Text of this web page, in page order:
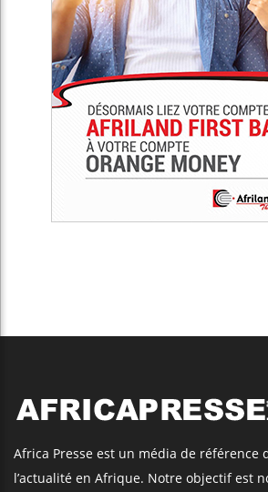
Africa Presse est un média de référence
l’actualité en Afrique. Notre objectif est